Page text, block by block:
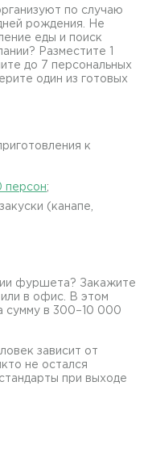
по случаю
рождения. Не
еды и поиск
Разместите 1
до 7 персональных
один из готовых
к
персон;
(канапе,
фуршета? Закажите
в офис. В этом
сумму в 300–10 000
зависит от
не остался
при выходе